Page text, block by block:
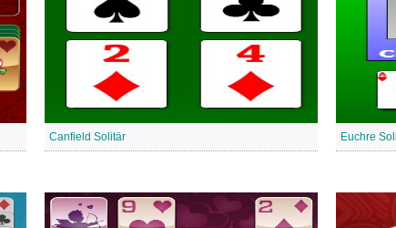
Canfield Solitär Euchre